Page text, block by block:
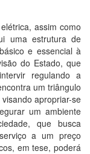
assim como
uma estrutura de
e essencial à
do Estado, que
regulando a
um triângulo
apropriar-se
um ambiente
que busca
a um preço
em tese, poderá